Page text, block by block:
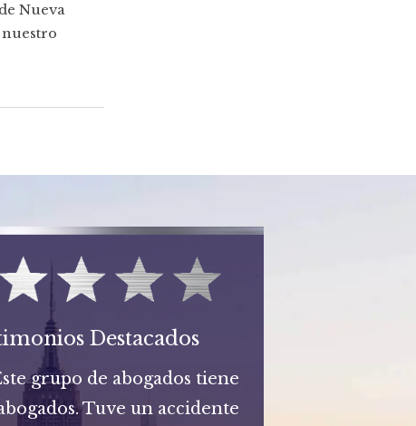
Nueva
Destacados
grupo de abogados tiene
Tuve un accidente